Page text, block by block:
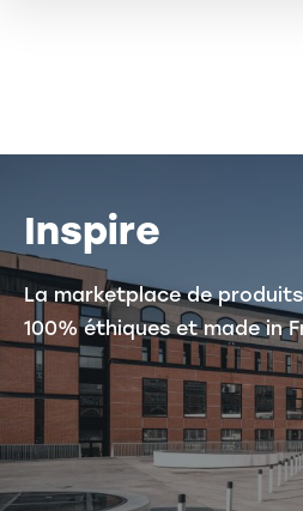
Inspire
La marketplace de
100% éthiques et made in